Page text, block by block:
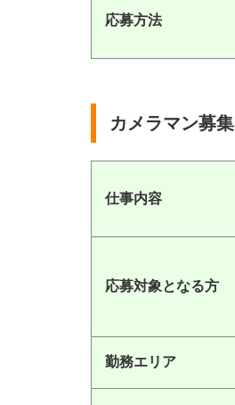
応募方法
カメラマン募集
仕事内容
応募対象となる方
勤務エリア